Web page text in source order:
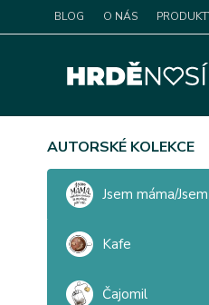
BLOG O NÁS
AUTORSKÉ KOLEKCE
Jsem máma/
Kafe
Čajomil